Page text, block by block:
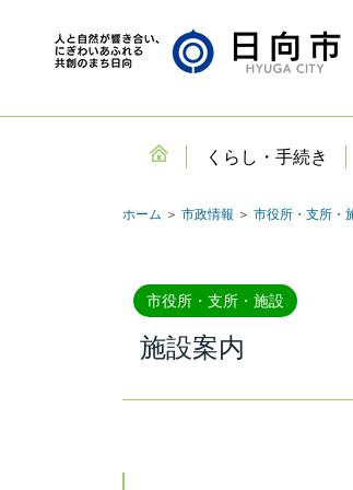
くらし・手続き
ホーム ＞ 市政情報 ＞ 市役所・支所・
市役所・支所・施設
施設案内